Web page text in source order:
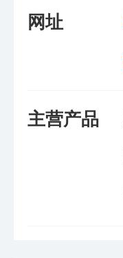
网址
主营产品